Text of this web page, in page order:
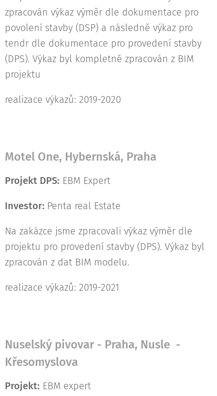
zpracován výkaz výměr dle dokumentace pro
povolení stavby (DSP) a následně výkaz pro
tendr dle dokumentace pro provedení stavby
(DPS). Výkaz byl kompletně zpracován z BIM
projektu
realizace výkazů: 2019-2020
Motel One, Hybernská, Praha
Projekt DPS: EBM Expert
Investor: Penta real Estate
Na zakázce jsme zpracovali výkaz výměr dle
projektu pro provedení stavby (DPS). Výkaz byl
zpracován z dat BIM modelu.
realizace výkazů: 2019-2021
Nuselský pivovar - Praha, Nusle -
Křesomyslova
Projekt: EBM expert